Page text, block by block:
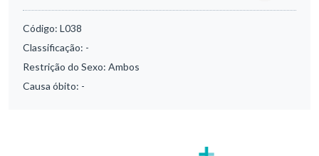
Código: L038
Classificação: -
Restrição do Sexo: Ambos
Causa óbito: -